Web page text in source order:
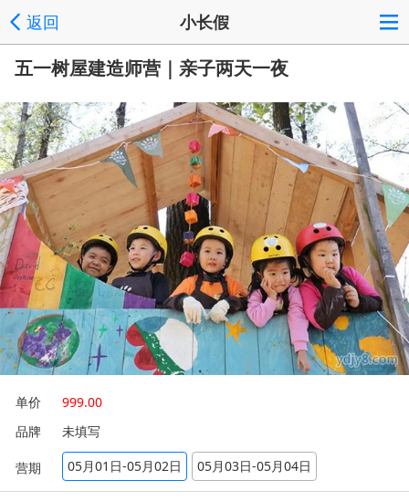
返回 小长假
五一树屋建造师营｜亲子两天一夜
单价
999.00
品牌
未填写
营期 05月01日-05月02日 05月03日-05月04日